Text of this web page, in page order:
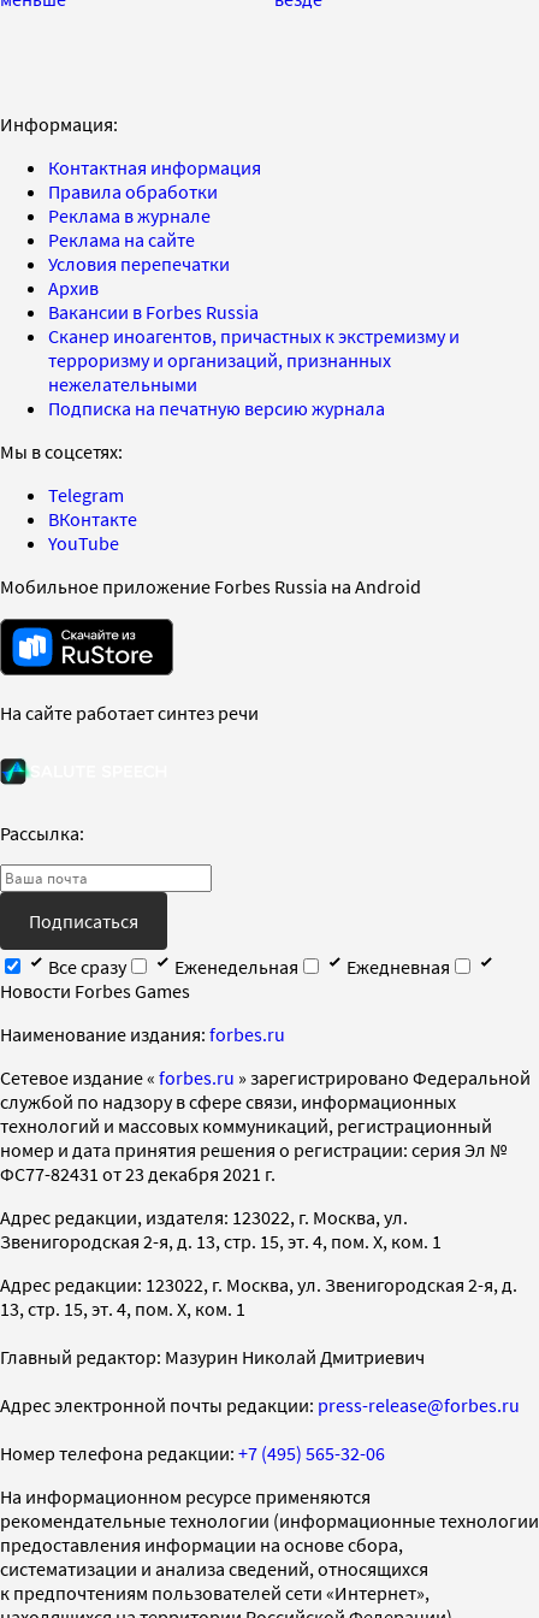
Информация:
Контактная информация
Правила обработки
Реклама в журнале
Реклама на сайте
Условия перепечатки
Архив
Вакансии в Forbes Russia
Сканер иноагентов, причастных к экстремизму и
терроризму и организаций, признанных
нежелательными
Подписка на печатную версию журнала
Мы в соцсетях:
Telegram
ВКонтакте
YouTube
Мобильное приложение Forbes Russia на Android
На сайте работает синтез речи
Рассылка:
Подписаться
Все сразу
Еженедельная
Ежедневная
Новости Forbes Games
Наименование издания: forbes.ru
Cетевое издание « forbes.ru » зарегистрировано Федеральной
службой по надзору в сфере связи, информационных
технологий и массовых коммуникаций, регистрационный
номер и дата принятия решения о регистрации: серия Эл №
ФС77-82431 от 23 декабря 2021 г.
Адрес редакции, издателя: 123022, г. Москва, ул.
Звенигородская 2-я, д. 13, стр. 15, эт. 4, пом. X, ком. 1
Адрес редакции: 123022, г. Москва, ул. Звенигородская 2-я, д.
13, стр. 15, эт. 4, пом. X, ком. 1
Главный редактор: Мазурин Николай Дмитриевич
Адрес электронной почты редакции: press-release@forbes.ru
Номер телефона редакции: +7 (495) 565-32-06
На информационном ресурсе применяются
рекомендательные технологии (информационные технологии
предоставления информации на основе сбора,
систематизации и анализа сведений, относящихся
к предпочтениям пользователей сети «Интернет»,